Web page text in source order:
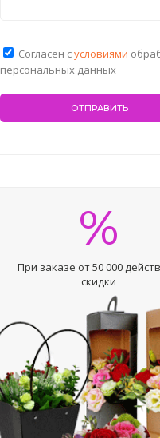
Согласен сусловиями
персональных данных
%
При заказе от 50 000
скидки